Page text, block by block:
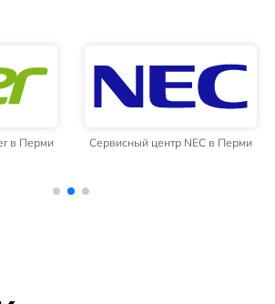
в Перми Сервисный центр NEC в Перми